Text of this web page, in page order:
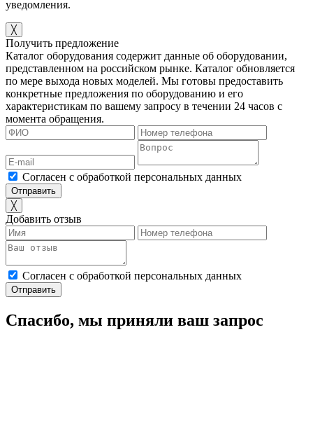
уведомления.
╳
Получить предложение
Каталог оборудования содержит данные об оборудовании,
представленном на российском рынке. Каталог обновляется
по мере выхода новых моделей. Мы готовы предоставить
конкретные предложения по оборудованию и его
характеристикам по вашему запросу в течении 24 часов с
момента обращения.
Согласен с обработкой персональных данных
╳
Добавить отзыв
Согласен с обработкой персональных данных
Спасибо, мы приняли ваш запрос